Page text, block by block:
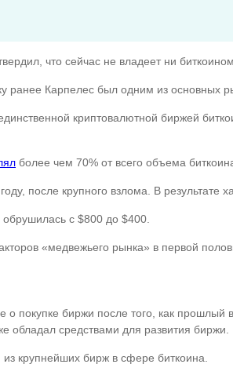
что сейчас не владеет ни
ранее Карпелес был одним из основных
криптовалютной биржей
более чем 70% от всего объема
после крупного взлома. В результате
с $800 до $400.
«медвежьего рынка» в первой
покупке биржи после того, как
обладал средствами для развития биржи.
крупнейших бирж в сфере биткоина.